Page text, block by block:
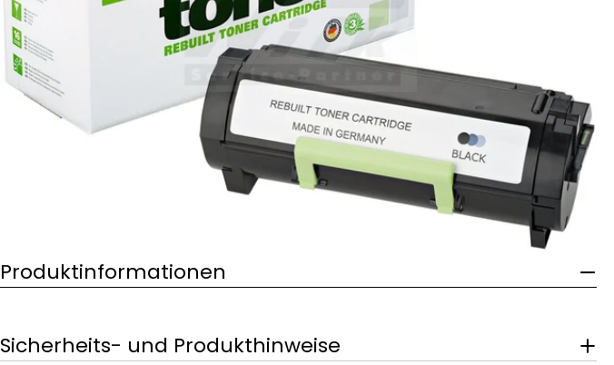
Sie das Medium 0 im Modalformat
Produktinformationen
Sicherheits- und Produkthinweise